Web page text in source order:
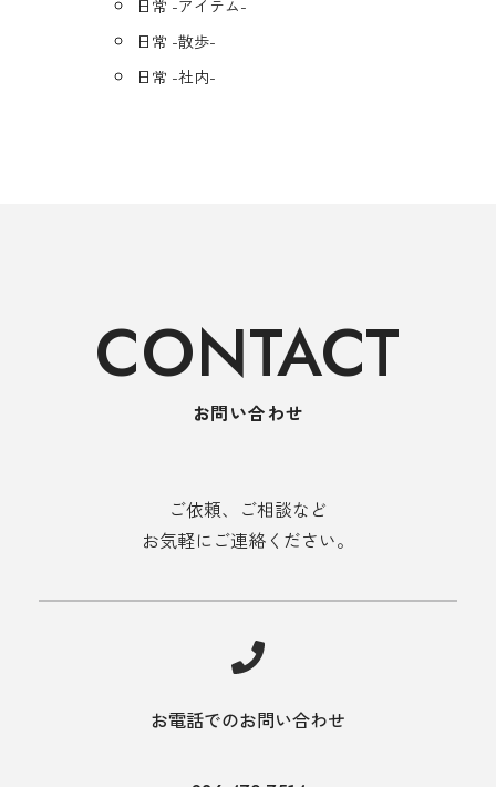
日常 -アイテム-
日常 -散歩-
日常 -社内-
CONTACT
お問い合わせ
ご依頼、ご相談など
お気軽にご連絡ください。
お電話でのお問い合わせ